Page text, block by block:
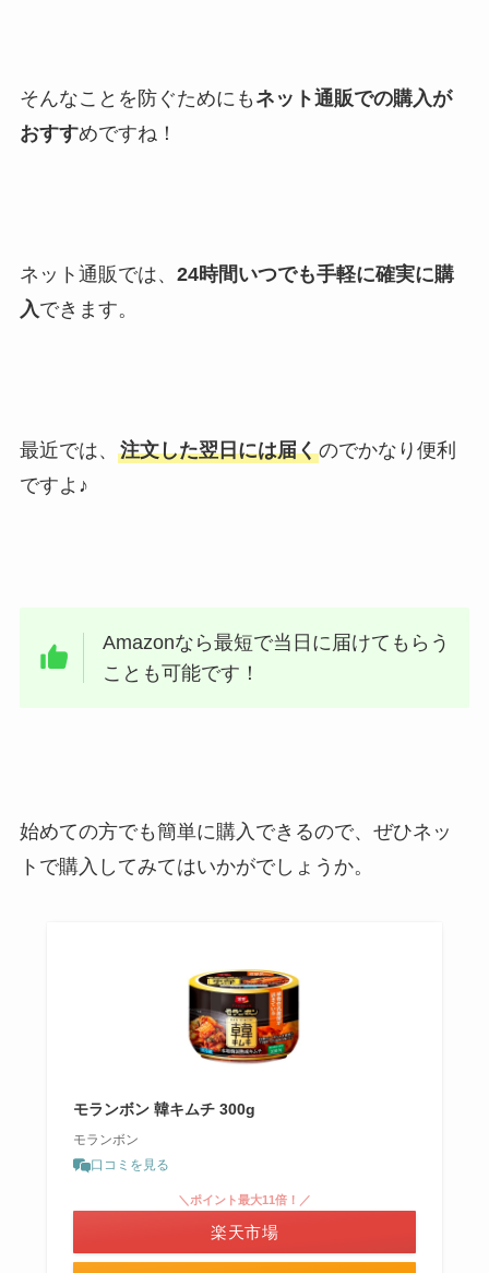
そんなことを防ぐためにも ネット通販での購入が
おすすめですね！
ネット通販では、 24時間いつでも手軽に確実に購
入できます。
最近では、 注文した翌日には届くのでかなり便利
ですよ♪
Amazonなら最短で当日に届けてもらう
ことも可能です！
始めての方でも簡単に購入できるので、ぜひネッ
トで購入してみてはいかがでしょうか。
モランボン 韓キムチ 300g
モランボン
口コミを見る
＼ポイント最大11倍！／
楽天市場